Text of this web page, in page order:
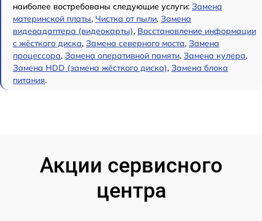
наиболее востребованы следующие услуги: Замена
материнской платы, Чистка от пыли, Замена
видеоадаптера (видеокарты), Восстановление информации
с жёсткого диска, Замена северного моста, Замена
процессора, Замена оперативной памяти, Замена кулера,
Замена HDD (замена жёсткого диска), Замена блока
питания.
Акции сервисного
центра